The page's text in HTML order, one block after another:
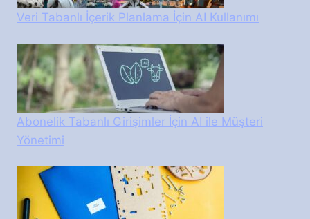
Veri Tabanlı İçerik Planlama İçin AI Kullanımı
Abonelik Tabanlı Girişimler İçin AI ile Müşteri
Yönetimi